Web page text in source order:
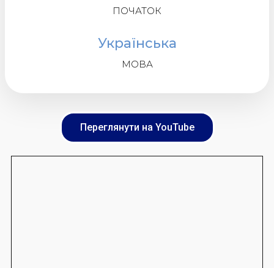
ПОЧАТОК
Українська
МОВА
Переглянути на YouTube